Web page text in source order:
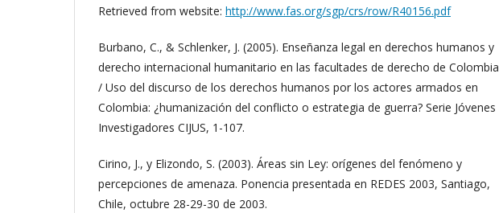
Retrieved from website: http://www.fas.org/sgp/crs/row/R40156.pdf
Burbano, C., & Schlenker, J. (2005). Enseñanza legal en derechos humanos y
derecho internacional humanitario en las facultades de derecho de Colombia
/ Uso del discurso de los derechos humanos por los actores armados en
Colombia: ¿humanización del conflicto o estrategia de guerra? Serie Jóvenes
Investigadores CIJUS, 1-107.
Cirino, J., y Elizondo, S. (2003). Áreas sin Ley: orígenes del fenómeno y
percepciones de amenaza. Ponencia presentada en REDES 2003, Santiago,
Chile, octubre 28-29-30 de 2003.